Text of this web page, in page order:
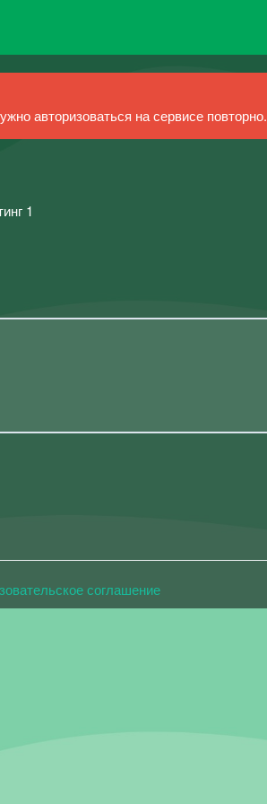
авторизоваться на сервисе повторно.
1
соглашение